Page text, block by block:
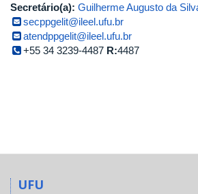
Secretário(a): Guilherme Augusto da
secppgelit@ileel.ufu.br
atendppgelit@ileel.ufu.br
+55 34 3239-4487 R:4487
UFU